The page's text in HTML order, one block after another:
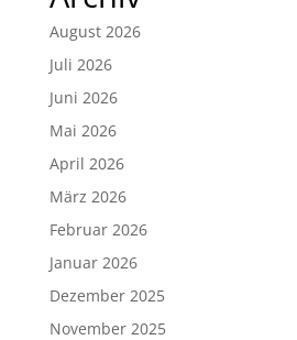
August 2026
Juli 2026
Juni 2026
Mai 2026
April 2026
März 2026
Februar 2026
Januar 2026
Dezember 2025
November 2025